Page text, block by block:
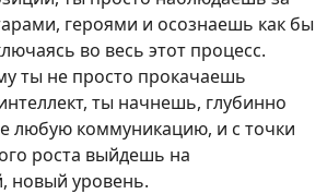
героями и осознаешь как бы
во весь этот процесс.
ты не просто прокачаешь
ты начнешь, глубинно
любую коммуникацию, и с точки
роста выйдешь на
новый уровень.